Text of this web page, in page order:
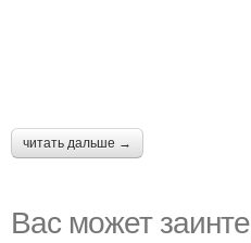
читать дальше →
Вас может